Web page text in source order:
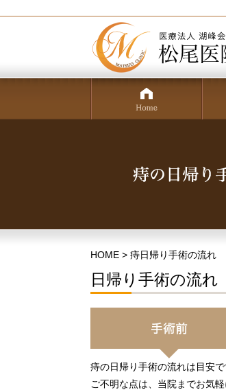
HOME > 痔日帰り手術の流れ
日帰り手術の流れ
痔の日帰り手術の流れは目安
ご不明な点は、当院までお気軽